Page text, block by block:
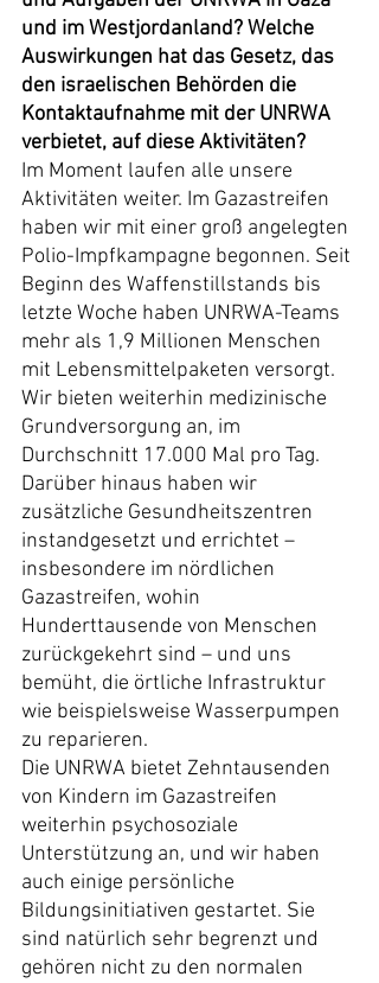
und im Westjordanland? Welche
Auswirkungen hat das Gesetz, das
den israelischen Behörden die
Kontaktaufnahme mit der UNRWA
verbietet, auf diese Aktivitäten?
Im Moment laufen alle unsere
Aktivitäten weiter. Im Gazastreifen
haben wir mit einer groß angelegten
Polio-Impfkampagne begonnen. Seit
Beginn des Waffenstillstands bis
letzte Woche haben UNRWA-Teams
mehr als 1,9 Millionen Menschen
mit Lebensmittelpaketen versorgt.
Wir bieten weiterhin medizinische
Grundversorgung an, im
Durchschnitt 17.000 Mal pro Tag.
Darüber hinaus haben wir
zusätzliche Gesundheitszentren
instandgesetzt und errichtet –
insbesondere im nördlichen
Gazastreifen, wohin
Hunderttausende von Menschen
zurückgekehrt sind – und uns
bemüht, die örtliche Infrastruktur
wie beispielsweise Wasserpumpen
zu reparieren.
Die UNRWA bietet Zehntausenden
von Kindern im Gazastreifen
weiterhin psychosoziale
Unterstützung an, und wir haben
auch einige persönliche
Bildungsinitiativen gestartet. Sie
sind natürlich sehr begrenzt und
gehören nicht zu den normalen